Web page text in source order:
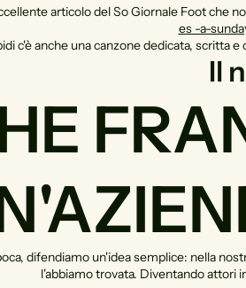
articolo del So Giornale Foot che
es -a-
c'è anche una canzone dedicata, scritta
Il
difendiamo un'idea semplice: nella
l'abbiamo trovata. Diventando attori